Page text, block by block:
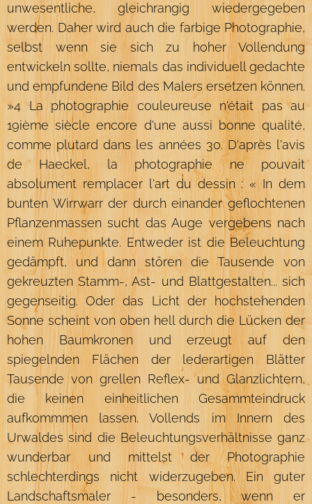
unwesentliche, gleichrangig wiedergegeben
werden. Daher wird auch die farbige Photographie,
selbst wenn sie sich zu hoher Vollendung
entwickeln sollte, niemals das individuell gedachte
und empfundene Bild des Malers ersetzen können.
»4 La photographie couleureuse n'était pas au
19ième siècle encore d'une aussi bonne qualité,
comme plutard dans les années 30. D'après l'avis
de Haeckel, la photographie ne pouvait
absolument remplacer l'art du dessin : « In dem
bunten Wirrwarr der durch einander geflochtenen
Pflanzenmassen sucht das Auge vergebens nach
einem Ruhepunkte. Entweder ist die Beleuchtung
gedämpft, und dann stören die Tausende von
gekreuzten Stamm-, Ast- und Blattgestalten... sich
gegenseitig. Oder das Licht der hochstehenden
Sonne scheint von oben hell durch die Lücken der
hohen Baumkronen und erzeugt auf den
spiegelnden Flächen der lederartigen Blätter
Tausende von grellen Reflex- und Glanzlichtern,
die keinen einheitlichen Gesammteindruck
aufkommmen lassen. Vollends im Innern des
Urwaldes sind die Beleuchtungsverhältnisse ganz
wunderbar und mittelst der Photographie
schlechterdings nicht widerzugeben. Ein guter
Landschaftsmaler - besonders, wenn er